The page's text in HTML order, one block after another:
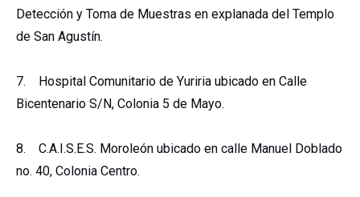
Detección y Toma de Muestras en explanada del Templo
de San Agustín.
7. Hospital Comunitario de Yuriria ubicado en Calle
Bicentenario S/N, Colonia 5 de Mayo.
8. C.A.I.S.E.S. Moroleón ubicado en calle Manuel Doblado
no. 40, Colonia Centro.